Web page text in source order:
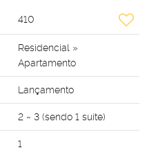
410
Residencial »
Apartamento
Lançamento
2 ~ 3 (sendo 1 suíte)
1